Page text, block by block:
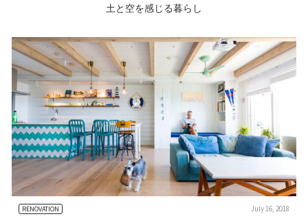
土と空を感じる暮らし
RENOVATION July 16, 2018